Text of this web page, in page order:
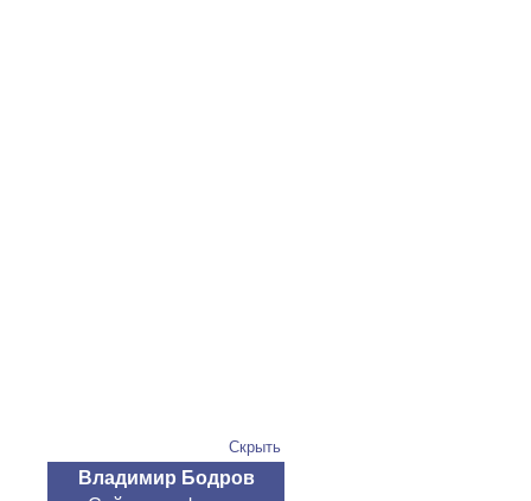
Скрыть
Владимир Бодров